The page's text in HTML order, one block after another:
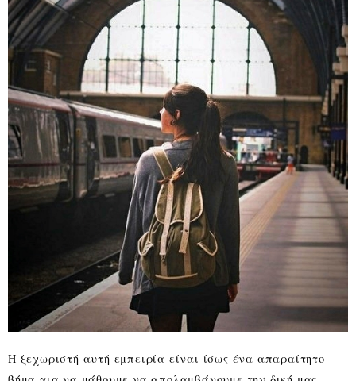
Η ξεχωριστή αυτή εμπειρία είναι ίσως ένα απαραίτητο